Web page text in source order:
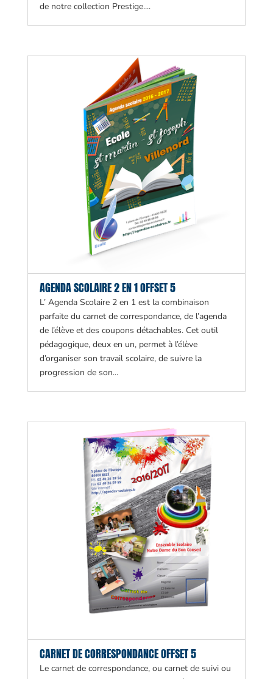
de notre collection Prestige....
AGENDA SCOLAIRE 2 EN 1 OFFSET 5
L’ Agenda Scolaire 2 en 1 est la combinaison
parfaite du carnet de correspondance, de l’agenda
de l’élève et des coupons détachables. Cet outil
pédagogique, deux en un, permet à l’élève
d’organiser son travail scolaire, de suivre la
progression de son...
CARNET DE CORRESPONDANCE OFFSET 5
Le carnet de correspondance, ou carnet de suivi ou